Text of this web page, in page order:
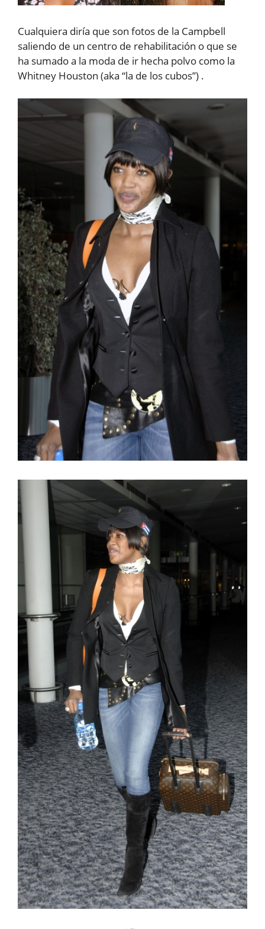
Cualquiera diría que son fotos de la Campbell
saliendo de un centro de rehabilitación o que se
ha sumado a la moda de ir hecha polvo como la
Whitney Houston (aka “la de los cubos”) .